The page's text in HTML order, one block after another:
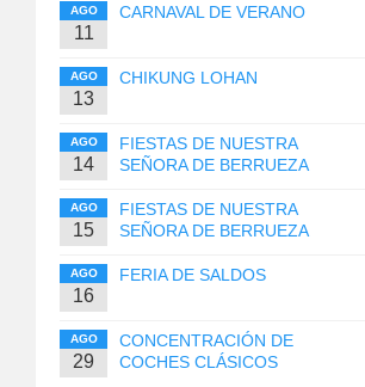
AGO
11
CARNAVAL DE VERANO
AGO
13
CHIKUNG LOHAN
AGO
14
FIESTAS DE NUESTRA
SEÑORA DE BERRUEZA
AGO
15
FIESTAS DE NUESTRA
SEÑORA DE BERRUEZA
AGO
16
FERIA DE SALDOS
AGO
29
CONCENTRACIÓN DE
COCHES CLÁSICOS